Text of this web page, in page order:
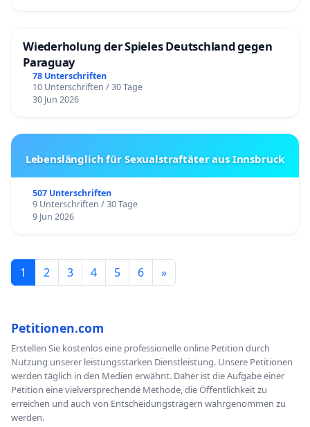
Wiederholung der Spieles Deutschland gegen
Paraguay
78 Unterschriften
10 Unterschriften / 30 Tage
30 Jun 2026
Lebenslänglich für Sexualstraftäter aus Innsbruck
507 Unterschriften
9 Unterschriften / 30 Tage
9 Jun 2026
1 2 3 4 5 6 »
Petitionen.com
Erstellen Sie kostenlos eine professionelle online Petition durch
Nutzung unserer leistungsstarken Dienstleistung. Unsere Petitionen
werden täglich in den Medien erwähnt. Daher ist die Aufgabe einer
Petition eine vielversprechende Methode, die Öffentlichkeit zu
erreichen und auch von Entscheidungsträgern wahrgenommen zu
werden.